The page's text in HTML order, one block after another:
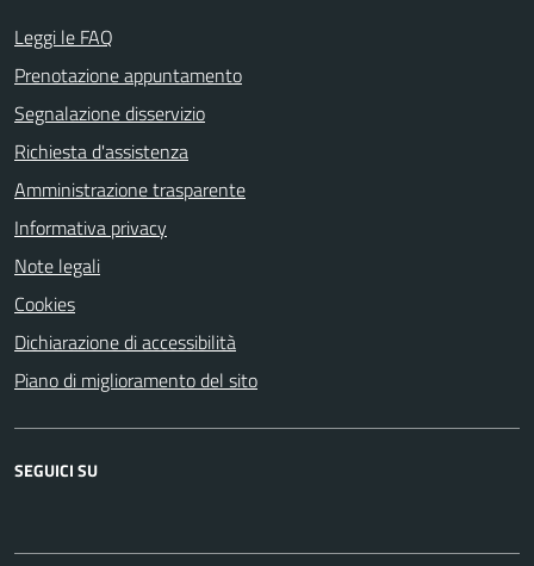
Leggi le FAQ
Prenotazione appuntamento
Segnalazione disservizio
Richiesta d'assistenza
Amministrazione trasparente
Informativa privacy
Note legali
Cookies
Dichiarazione di accessibilità
Piano di miglioramento del sito
SEGUICI SU